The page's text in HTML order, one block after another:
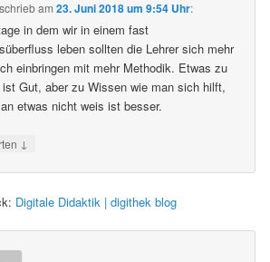
schriebam23. Juni 2018 um 9:54 Uhr:
in dem wir in einem fast
leben sollten die Lehrer sich mehr
einbringen mit mehr Methodik. Etwas zu
Gut, aber zu Wissen wie man sich hilft,
etwas nicht weis ist besser.
↓
Digitale Didaktik | digithek blog